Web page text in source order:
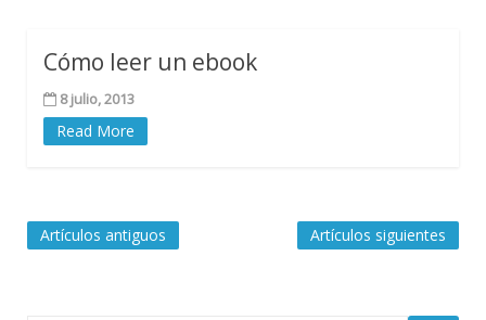
Cómo leer un ebook
8 julio, 2013
Read More
Navegación
Artículos antiguos Artículos siguientes